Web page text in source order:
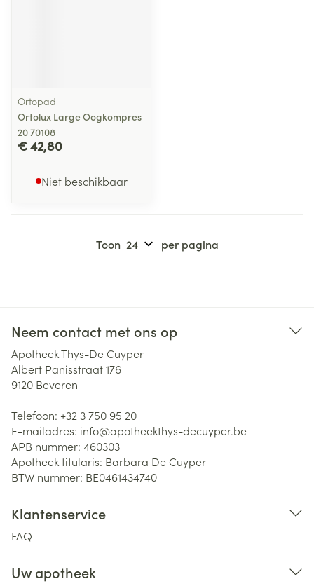
Ortopad
Ortolux Large Oogkompres
20 70108
€ 42,80
Niet beschikbaar
Toon per pagina
Neem contact met ons op
Apotheek Thys-De Cuyper
Albert Panisstraat 176
9120 Beveren
Telefoon: +32 3 750 95 20
E-mailadres: info@apotheekthys-decuyper.be
APB nummer: 460303
Apotheek titularis: Barbara De Cuyper
BTW nummer: BE0461434740
Klantenservice
FAQ
Uw apotheek